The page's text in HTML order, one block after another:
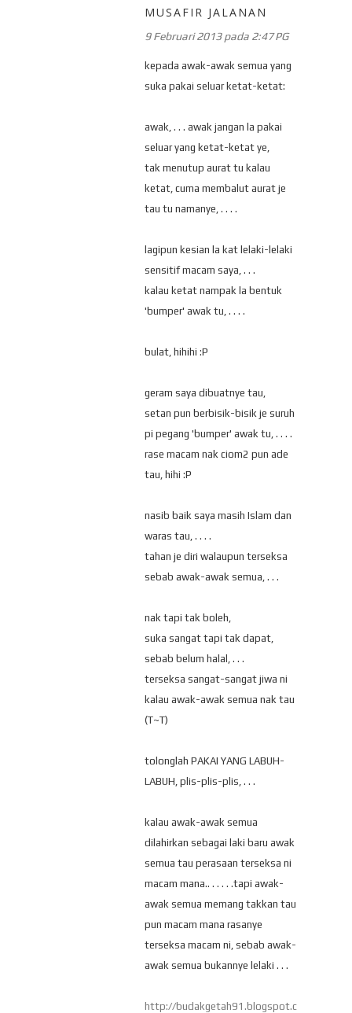
MUSAFIR JALANAN
9 Februari 2013 pada 2:47 PG
kepada awak-awak semua yang
suka pakai seluar ketat-ketat:
awak, . . . awak jangan la pakai
seluar yang ketat-ketat ye,
tak menutup aurat tu kalau
ketat, cuma membalut aurat je
tau tu namanye, . . . .
lagipun kesian la kat lelaki-lelaki
sensitif macam saya, . . .
kalau ketat nampak la bentuk
'bumper' awak tu, . . . .
bulat, hihihi :P
geram saya dibuatnye tau,
setan pun berbisik-bisik je suruh
pi pegang 'bumper' awak tu, . . . .
rase macam nak ciom2 pun ade
tau, hihi :P
nasib baik saya masih Islam dan
waras tau, . . . .
tahan je diri walaupun terseksa
sebab awak-awak semua, . . .
nak tapi tak boleh,
suka sangat tapi tak dapat,
sebab belum halal, . . .
terseksa sangat-sangat jiwa ni
kalau awak-awak semua nak tau
(T~T)
tolonglah PAKAI YANG LABUH-
LABUH, plis-plis-plis, . . .
kalau awak-awak semua
dilahirkan sebagai laki baru awak
semua tau perasaan terseksa ni
macam mana.. . . . . .tapi awak-
awak semua memang takkan tau
pun macam mana rasanye
terseksa macam ni, sebab awak-
awak semua bukannye lelaki . . .
http://budakgetah91.blogspot.c